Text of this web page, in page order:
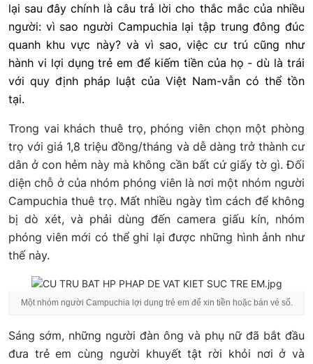
lại sau đây chính là câu trả lời cho thắc mắc của nhiều
người: vì sao người Campuchia lại tập trung đông đúc
quanh khu vực này? và vì sao, việc cư trú cũng như
hành vi lợi dụng trẻ em để kiếm tiền của họ - dù là trái
với quy định pháp luật của Việt Nam-vẫn có thể tồn
tại.
Trong vai khách thuê trọ, phóng viên chọn một phòng
trọ với giá 1,8 triệu đồng/tháng và dễ dàng trở thành cư
dân ở con hẻm này mà không cần bất cứ giấy tờ gì.Đối
diện chỗ ở của nhóm phóng viên là nơi một nhóm người
Campuchia thuê trọ. Mất nhiều ngày tìm cách để không
bị dò xét, và phải dùng đến camera giấu kín, nhóm
phóng viên mới có thể ghi lại được những hình ảnh như
thế này.
Một nhóm người Campuchia lợi dụng trẻ em để xin tiền hoặc bán vé số.
Sáng sớm, những người đàn ông và phụ nữ đã bắt đầu
đưa trẻ em cùng người khuyết tật rời khỏi nơi ở và